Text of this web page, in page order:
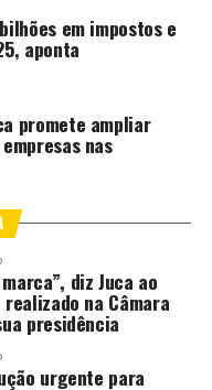
na região do
como
dos Imigrantes
é um governo que já
no desenvolvimento
em impostos e
aponta
promete ampliar
nas
diz Juca ao
na Câmara
presidência
urgente para